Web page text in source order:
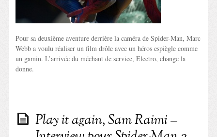
Pour sa deuxième aventure derrière la caméra de Spider-Man, Marc
Webb a voulu réaliser un film drôle avec un héros espiègle comme
un gamin. L’arrivée du méchant de service, Electro, change la
donne.
Play it again, Sam Raimi –